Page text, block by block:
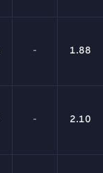
- 1.88
- 2.10